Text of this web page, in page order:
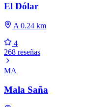
El Dólar
A 0.24 km
4
268 reseñas
MA
Mala Saña